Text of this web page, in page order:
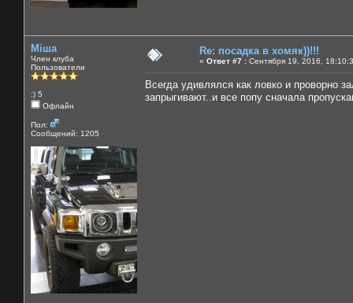
Міша
Член клуба
Пользователи
:) 5
Офлайн
Пол:
Сообщений: 1205
Re: посадка в хомяк))!!!
« Ответ #7 : Сентября 19, 2016,
Всегда удивлялся как ловко и проворно
запрыгивают..и все попу сначала